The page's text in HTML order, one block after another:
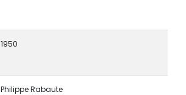
1950
Philippe Rabaute